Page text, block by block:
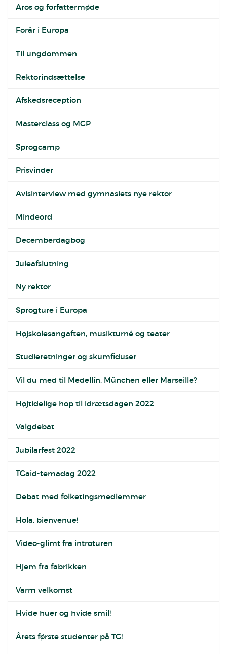
Aros og forfattermøde
Forår i Europa
Til ungdommen
Rektorindsættelse
Afskedsreception
Masterclass og MGP
Sprogcamp
Prisvinder
Avisinterview med gymnasiets nye rektor
Mindeord
Decemberdagbog
Juleafslutning
Ny rektor
Sprogture i Europa
Højskolesangaften, musikturné og teater
Studieretninger og skumfiduser
Vil du med til Medellín, München eller Marseille?
Højtidelige hop til idrætsdagen 2022
Valgdebat
Jubilarfest 2022
TGaid-temadag 2022
Debat med folketingsmedlemmer
Hola, bienvenue!
Video-glimt fra introturen
Hjem fra fabrikken
Varm velkomst
Hvide huer og hvide smil!
Årets første studenter på TG!